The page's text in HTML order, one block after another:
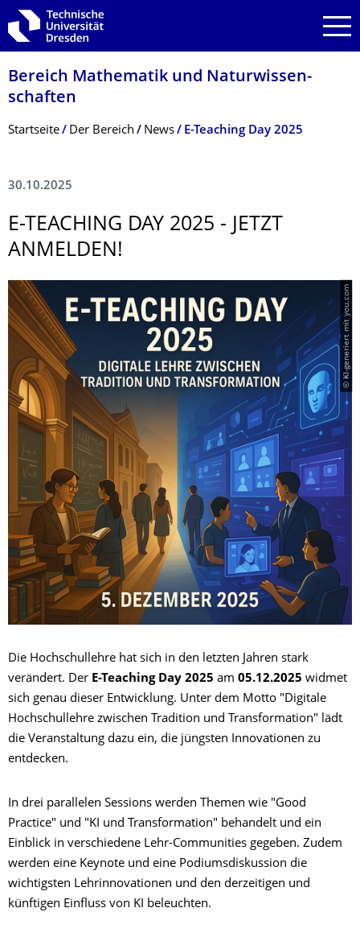
Zur Hauptnavigation springen
Zur Suche springen
Zum Inhalt springen
Bereich Mathematik und Natur­wissen­
schaften
Breadcrumb-Menü
Startseite Der­ ­­­Bereich News E-Teaching Day 2025
30.10.2025
E-TEACHING DAY 2025 - JETZT
ANMELDEN!
© KI-generiert mit you.com
Die Hochschullehre hat sich in den letzten Jahren stark
verändert. Der E-Teaching Day 2025 am 05.12.2025 widmet
sich genau dieser Entwicklung. Unter dem Motto "Digitale
Hochschullehre zwischen Tradition und Transformation" lädt
die Veranstaltung dazu ein, die jüngsten Innovationen zu
entdecken.
In drei parallelen Sessions werden Themen wie "Good
Practice" und "KI und Transformation" behandelt und ein
Einblick in verschiedene Lehr-Communities gegeben. Zudem
werden eine Keynote und eine Podiumsdiskussion die
wichtigsten Lehrinnovationen und den derzeitigen und
künftigen Einfluss von KI beleuchten.